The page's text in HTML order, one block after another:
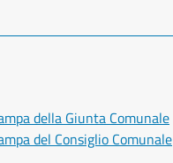
della Giunta Comunale
del Consiglio Comunale